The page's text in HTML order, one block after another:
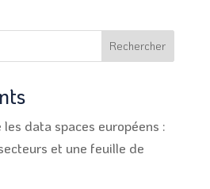
Rechercher
data spaces européens :
et une feuille de